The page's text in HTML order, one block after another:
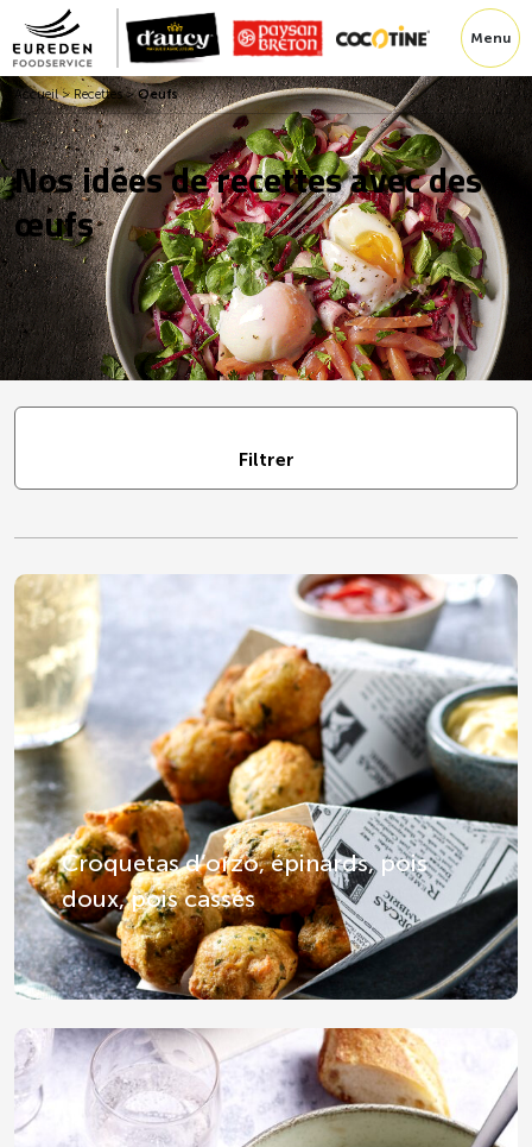
Menu
Accueil>Recettes>Oeufs
Nos idées de recettes avec des
œufs
Filtrer
Croquetas d’orzo, épinards, pois
doux, pois cassés